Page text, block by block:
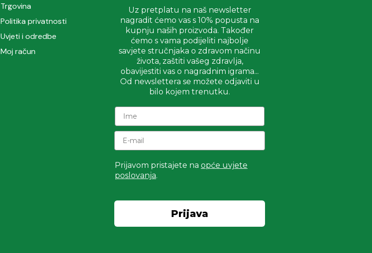
Trgovina
Politika privatnosti
Uvjeti i odredbe
Moj račun
Uz pretplatu na naš newsletter
nagradit ćemo vas s 10% popusta na
kupnju naših proizvoda. Također
ćemo s vama podijeliti najbolje
savjete stručnjaka o zdravom načinu
života, zaštiti vašeg zdravlja,
obavijestiti vas o nagradnim igrama...
Od newslettera se možete odjaviti u
bilo kojem trenutku.
Prijavom pristajete na opće uvjete
poslovanja.
Prijava